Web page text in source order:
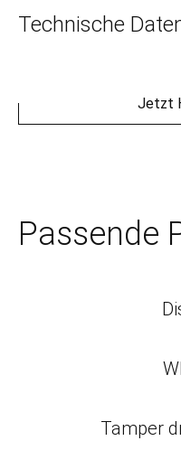
Technische
Jetzt
Passende
Tamper